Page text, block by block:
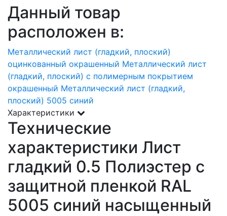
Данный товар
расположен в:
Металлический лист (гладкий, плоский)
оцинкованный окрашенный Металлический лист
(гладкий, плоский) с полимерным покрытием
окрашенный Металлический лист (гладкий,
плоский) 5005 синий
Характеристики
Технические
характеристики Лист
гладкий 0.5 Полиэстер с
защитной пленкой RAL
5005 синий насыщенный